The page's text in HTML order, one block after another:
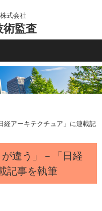
式会社
術監査
経アーキテクチュア」に連載記
が違う」－「日経
記事を執筆